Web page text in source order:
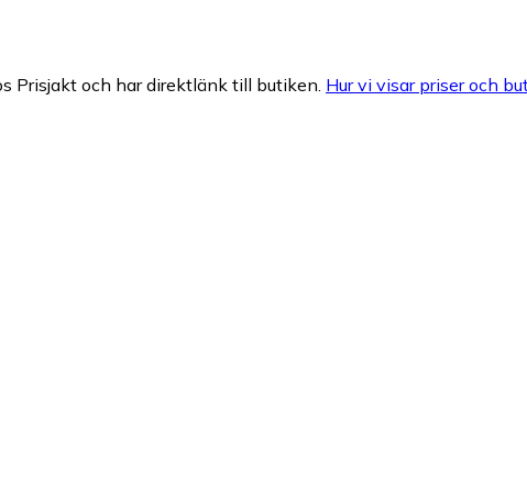
Prisjakt och har direktlänk till butiken. Hur vi visar priser och